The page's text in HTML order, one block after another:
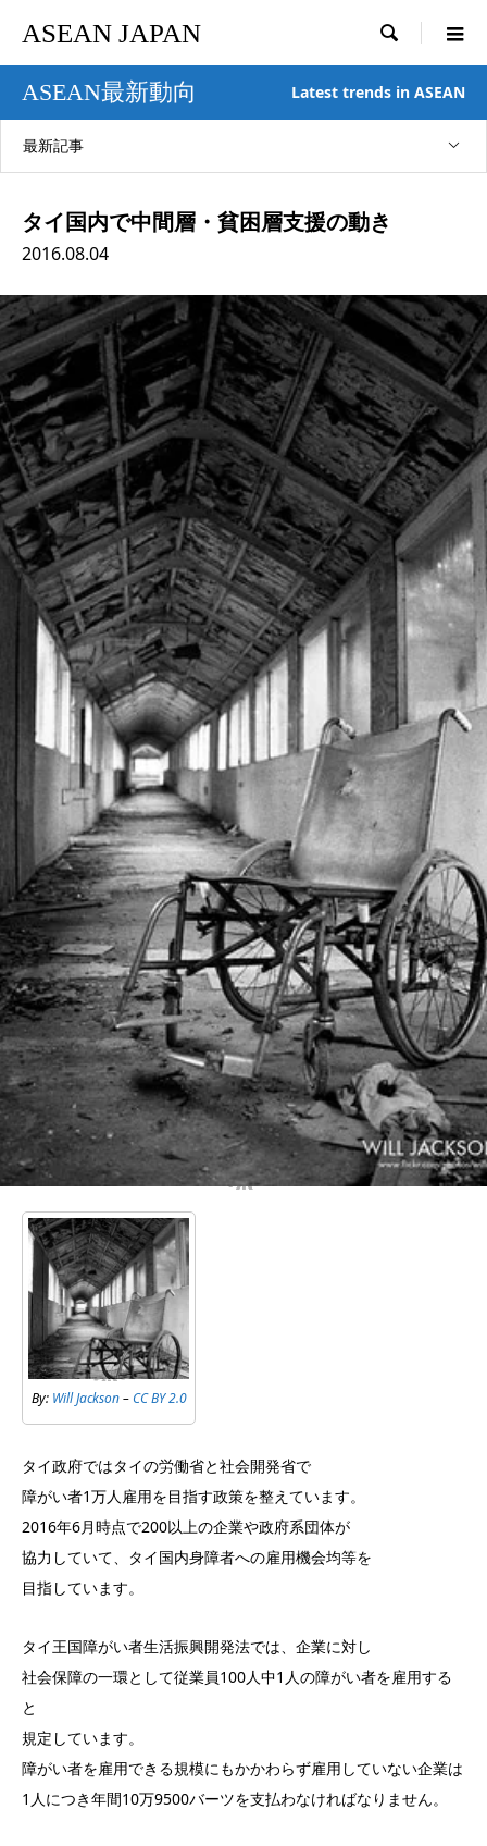
ASEAN JAPAN 
ASEAN最新動向 Latest trends in ASEAN
最新記事
タイ国内で中間層・貧困層支援の動き
2016.08.04
By: Will Jackson–CC BY 2.0
タイ政府ではタイの労働省と社会開発省で
障がい者1万人雇用を目指す政策を整えています。
2016年6月時点で200以上の企業や政府系団体が
協力していて、タイ国内身障者への雇用機会均等を
目指しています。
タイ王国障がい者生活振興開発法では、企業に対し
社会保障の一環として従業員100人中1人の障がい者を雇用する
と
規定しています。
障がい者を雇用できる規模にもかかわらず雇用していない企業は
1人につき年間10万9500バーツを支払わなければなりません。